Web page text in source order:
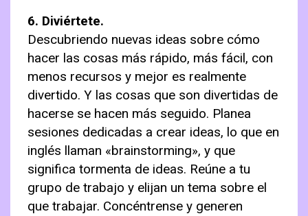
6. Diviértete.
Descubriendo nuevas ideas sobre cómo
hacer las cosas más rápido, más fácil, con
menos recursos y mejor es realmente
divertido. Y las cosas que son divertidas de
hacerse se hacen más seguido. Planea
sesiones dedicadas a crear ideas, lo que en
inglés llaman «brainstorming», y que
significa tormenta de ideas. Reúne a tu
grupo de trabajo y elijan un tema sobre el
que trabajar. Concéntrense y generen